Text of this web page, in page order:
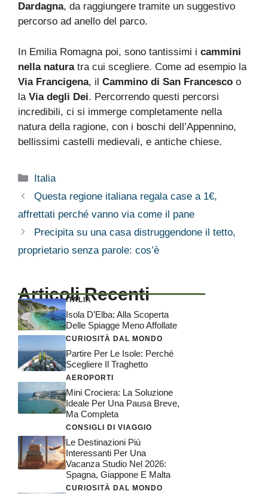
Dardagna, da raggiungere tramite un suggestivo
percorso ad anello del parco.
In Emilia Romagna poi, sono tantissimi i cammini
nella naturatra cui scegliere. Come ad esempio la
Via Francigena, il Cammino di San Francesco o
laVia degli Dei. Percorrendo questi percorsi
incredibili, ci si immerge completamente nella
natura della ragione, con i boschi dell’Appennino,
bellissimi castelli medievali, e antiche chiese.
Categorie
Italia
Questa regione italiana regala case a 1€,
affrettati perché vanno via come il pane
Precipita su una casa distruggendone il tetto,
proprietario senza parole: cos’è
Articoli Recenti
ITALIA
Isola D’Elba: Alla Scoperta
Delle Spiagge Meno Affollate
CURIOSITÀ DAL MONDO
Partire Per Le Isole: Perché
Scegliere Il Traghetto
AEROPORTI
Mini Crociera: La Soluzione
Ideale Per Una Pausa Breve,
Ma Completa
CONSIGLI DI VIAGGIO
Le Destinazioni Più
Interessanti Per Una
Vacanza Studio Nel 2026:
Spagna, Giappone E Malta
CURIOSITÀ DAL MONDO